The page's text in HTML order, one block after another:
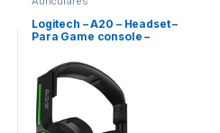
Logitech – A20 – Headset –
Para Game console –